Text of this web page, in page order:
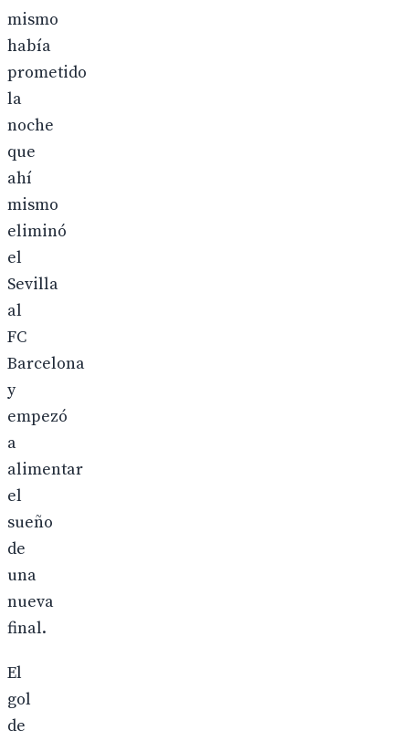
mismo
había
prometido
la
noche
que
ahí
mismo
eliminó
el
Sevilla
al
FC
Barcelona
y
empezó
a
alimentar
el
sueño
de
una
nueva
final.
El
gol
de